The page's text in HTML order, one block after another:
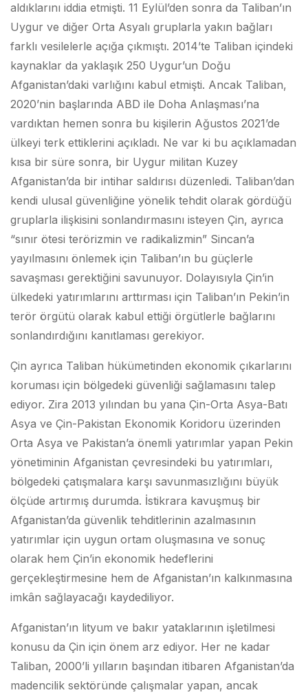
aldıklarını iddia etmişti. 11 Eylül’den sonra da Taliban’ın
Uygur ve diğer Orta Asyalı gruplarla yakın bağları
farklı vesilelerle açığa çıkmıştı. 2014’te Taliban içindeki
kaynaklar da yaklaşık 250 Uygur’un Doğu
Afganistan’daki varlığını kabul etmişti. Ancak Taliban,
2020’nin başlarında ABD ile Doha Anlaşması’na
vardıktan hemen sonra bu kişilerin Ağustos 2021’de
ülkeyi terk ettiklerini açıkladı. Ne var ki bu açıklamadan
kısa bir süre sonra, bir Uygur militan Kuzey
Afganistan’da bir intihar saldırısı düzenledi. Taliban’dan
kendi ulusal güvenliğine yönelik tehdit olarak gördüğü
gruplarla ilişkisini sonlandırmasını isteyen Çin, ayrıca
“sınır ötesi terörizmin ve radikalizmin” Sincan’a
yayılmasını önlemek için Taliban’ın bu güçlerle
savaşması gerektiğini savunuyor. Dolayısıyla Çin’in
ülkedeki yatırımlarını arttırması için Taliban’ın Pekin’in
terör örgütü olarak kabul ettiği örgütlerle bağlarını
sonlandırdığını kanıtlaması gerekiyor.
Çin ayrıca Taliban hükümetinden ekonomik çıkarlarını
koruması için bölgedeki güvenliği sağlamasını talep
ediyor. Zira 2013 yılından bu yana Çin-Orta Asya-Batı
Asya ve Çin-Pakistan Ekonomik Koridoru üzerinden
Orta Asya ve Pakistan’a önemli yatırımlar yapan Pekin
yönetiminin Afganistan çevresindeki bu yatırımları,
bölgedeki çatışmalara karşı savunmasızlığını büyük
ölçüde artırmış durumda. İstikrara kavuşmuş bir
Afganistan’da güvenlik tehditlerinin azalmasının
yatırımlar için uygun ortam oluşmasına ve sonuç
olarak hem Çin’in ekonomik hedeflerini
gerçekleştirmesine hem de Afganistan’ın kalkınmasına
imkân sağlayacağı kaydediliyor.
Afganistan’ın lityum ve bakır yataklarının işletilmesi
konusu da Çin için önem arz ediyor. Her ne kadar
Taliban, 2000’li yılların başından itibaren Afganistan’da
madencilik sektöründe çalışmalar yapan, ancak